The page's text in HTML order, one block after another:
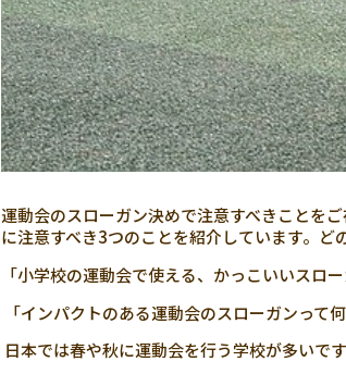
運動会のスローガン決めで注意すべきことを
に注意すべき3つのことを紹介しています。ど
「小学校の運動会で使える、かっこいいスロー
「インパクトのある運動会のスローガンって何
日本では春や秋に運動会を行う学校が多いで